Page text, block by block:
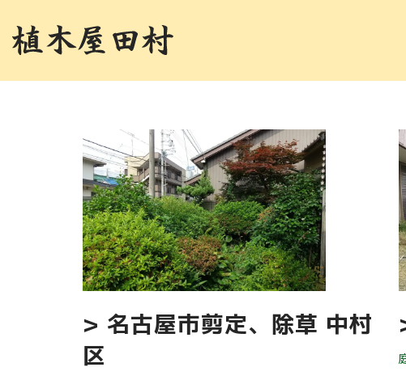
コ
> 名古屋市剪定、除草 中村
区